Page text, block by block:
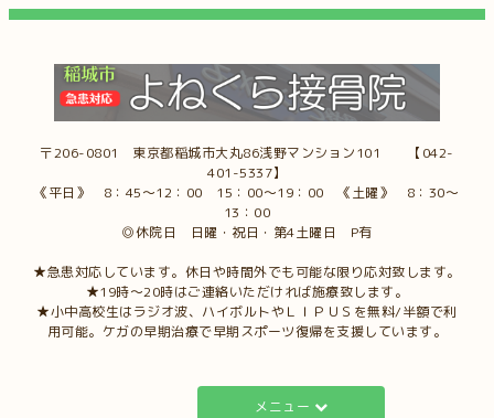
〒206-0801 東京都稲城市大丸86浅野マンション101 【042-
401-5337】
《平日》 8：45～12：00 15：00～19：00 《土曜》 8：30～
13：00
◎休院日 日曜・祝日・第4土曜日 P有
★急患対応しています。休日や時間外でも可能な限り応対致します。
★19時～20時はご連絡いただければ施療致します。
★小中高校生はラジオ波、ハイボルトやＬＩＰＵＳを無料/半額で利
用可能。ケガの早期治療で早期スポーツ復帰を支援しています。
メニュー